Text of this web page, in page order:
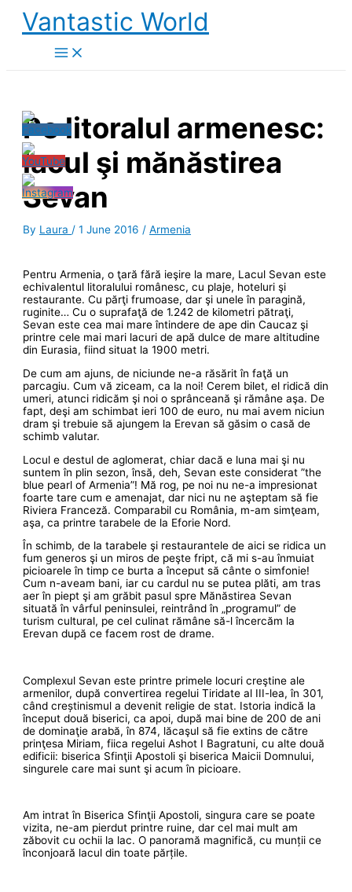
Skip
content
Vantastic World
Pe litoralul armenesc:
lacul şi mănăstirea
Sevan
By Laura /1 June 2016 /Armenia
Pentru Armenia, o ţară fără ieşire la mare, Lacul Sevan este
echivalentul litoralului românesc, cu plaje, hoteluri şi
restaurante. Cu părţi frumoase, dar şi unele în paragină,
ruginite… Cu o suprafaţă de 1.242 de kilometri pătraţi,
Sevan este cea mai mare întindere de ape din Caucaz şi
printre cele mai mari lacuri de apă dulce de mare altitudine
din Eurasia, fiind situat la 1900 metri.
De cum am ajuns, de niciunde ne-a răsărit în faţă un
parcagiu. Cum vă ziceam, ca la noi! Cerem bilet, el ridică din
umeri, atunci ridicăm şi noi o sprânceană şi rămâne aşa. De
fapt, deşi am schimbat ieri 100 de euro, nu mai avem niciun
dram şi trebuie să ajungem la Erevan să găsim o casă de
schimb valutar.
Locul e destul de aglomerat, chiar dacă e luna mai şi nu
suntem în plin sezon, însă, deh, Sevan este considerat ”the
blue pearl of Armenia”! Mă rog, pe noi nu ne-a impresionat
foarte tare cum e amenajat, dar nici nu ne aşteptam să fie
Riviera Franceză. Comparabil cu România, m-am simţeam,
aşa, ca printre tarabele de la Eforie Nord.
În schimb, de la tarabele şi restaurantele de aici se ridica un
fum generos şi un miros de peşte fript, că mi s-au înmuiat
picioarele în timp ce burta a început să cânte o simfonie!
Cum n-aveam bani, iar cu cardul nu se putea plăti, am tras
aer în piept şi am grăbit pasul spre Mănăstirea Sevan
situată în vârful peninsulei, reintrând în „programul” de
turism cultural, pe cel culinat rămâne să-l încercăm la
Erevan după ce facem rost de drame.
Complexul Sevan este printre primele locuri creştine ale
armenilor, după convertirea regelui Tiridate al III-lea, în 301,
când creștinismul a devenit religie de stat. Istoria indică la
început două biserici, ca apoi, după mai bine de 200 de ani
de dominaţie arabă, în 874, lăcaşul să fie extins de către
prinţesa Miriam, fiica regelui Ashot I Bagratuni, cu alte două
edificii: biserica Sfinţii Apostoli şi biserica Maicii Domnului,
singurele care mai sunt şi acum în picioare.
Am intrat în Biserica Sfinţii Apostoli, singura care se poate
vizita, ne-am pierdut printre ruine, dar cel mai mult am
zăbovit cu ochii la lac. O panoramă magnifică, cu munții ce
înconjoară lacul din toate părțile.